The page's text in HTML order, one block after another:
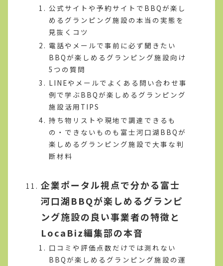
公式サイトや予約サイトでBBQが楽し
めるグランピング施設の本当の実態を
見抜くコツ
電話やメールで事前に必ず聞きたい
BBQが楽しめるグランピング施設向け
5つの質問
LINEやメールでよくある問い合わせ事
例で学ぶBBQが楽しめるグランピング
施設活用TIPS
持ち物リストや現地で調達できるも
の・できないものも富士河口湖BBQが
楽しめるグランピング施設で大事な判
断材料
企業ポータル視点で分かる富士
河口湖BBQが楽しめるグランピ
ング施設の良い事業者の特徴と
LocaBiz編集部の本音
口コミや評価点数だけでは測れない
BBQが楽しめるグランピング施設の運